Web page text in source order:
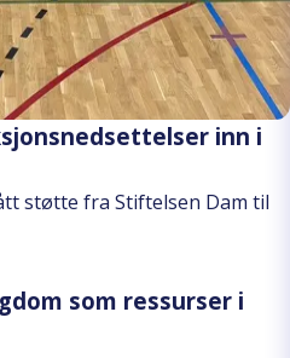
inn i
støtte fra Stiftelsen Dam til
som ressurser i